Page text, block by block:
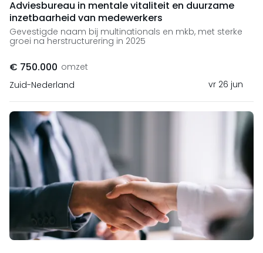
Adviesbureau in mentale vitaliteit en duurzame
inzetbaarheid van medewerkers
Gevestigde naam bij multinationals en mkb, met sterke
groei na herstructurering in 2025
€ 750.000 omzet
Zuid-Nederland
vr 26 jun